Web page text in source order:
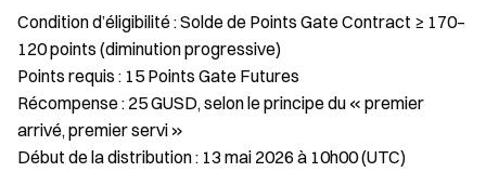
Condition d’éligibilité : Solde de Points Gate Contract ≥ 170–
120 points (diminution progressive)
Points requis : 15 Points Gate Futures
Récompense : 25 GUSD, selon le principe du « premier
arrivé, premier servi »
Début de la distribution : 13 mai 2026 à 10h00 (UTC)